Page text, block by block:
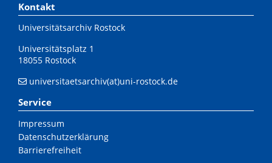
Kontakt
Universitätsarchiv Rostock
Universitätsplatz 1
18055 Rostock
universitaetsarchiv(at)uni-rostock.de
Service
Impressum
Datenschutzerklärung
Barrierefreiheit